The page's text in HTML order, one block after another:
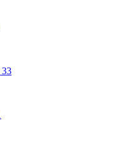
33